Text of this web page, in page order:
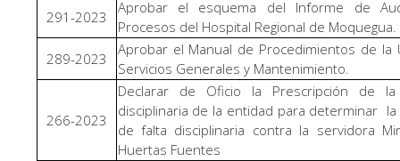
291-2023
Aprobar el esquema del Informe de
Procesos del Hospital Regional de Moquegua.
289-2023
Aprobar el Manual de Procedimientos de la
Servicios Generales y Mantenimiento.
266-2023
Declarar de Oficio la Prescripción de la
disciplinaria de la entidad para determinar la
de falta disciplinaria contra la servidora
Huertas Fuentes